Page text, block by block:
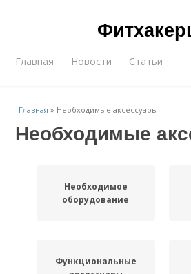
Главная Новости Статьи
Главная » Необходимые аксессуары
Необходимые
Необходимое
оборудование
Функциональные